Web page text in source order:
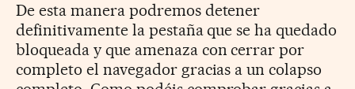
De esta manera podremos detener
definitivamente la pestaña que se ha quedado
bloqueada y que amenaza con cerrar por
completo el navegador gracias a un colapso